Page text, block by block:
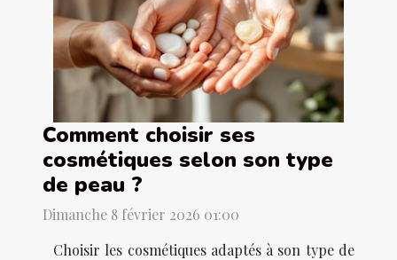
Comment choisir ses
cosmétiques selon son type
de peau ?
Dimanche 8 février 2026 01:00
Choisir les cosmétiques adaptés à son type de